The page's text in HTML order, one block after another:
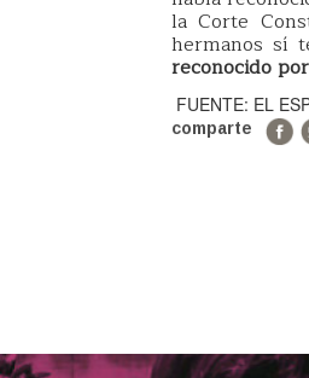
la Corte
hermanos sí
reconocido
FUENTE: EL
comparte